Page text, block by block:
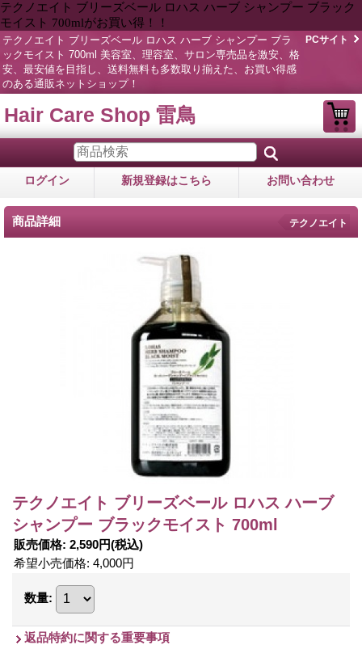
テクノエイト ブリーズベール ロハス ハーブ シャンプー ブラック
モイスト 700mlがお買い得！！
テクノエイト ブリーズベール ロハス ハーブ シャンプー ブラ
ックモイスト 700ml 美容室、理容室、サロン専売品を激安、格
安、最安値を目指し、送料無料も多数取り揃えた、お買い得感
のある通販ネットショップ！
PCサイト
Hair Care Shop 雷鳥
ログイン 新規登録はこちら お問い合わせ
商品詳細 テクノエイト
テクノエイト ブリーズベール ロハス ハーブ
シャンプー ブラックモイスト 700ml
販売価格: 2,590円(税込)
希望小売価格: 4,000円
数量:
返品特約に関する重要事項